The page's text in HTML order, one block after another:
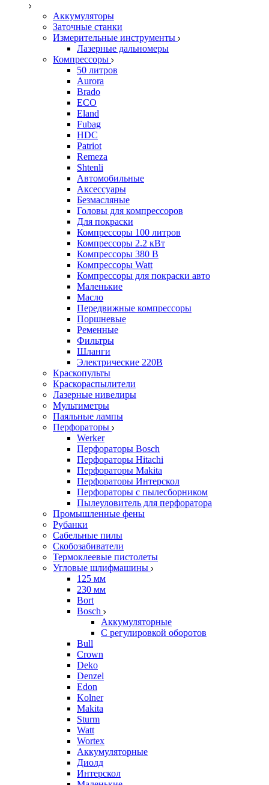
Аккумуляторы
Заточные станки
Измерительные инструменты
Лазерные дальномеры
Компрессоры
50 литров
Aurora
Brado
ECO
Eland
Fubag
HDC
Patriot
Remeza
Shtenli
Автомобильные
Аксессуары
Безмасляные
Головы для компрессоров
Для покраски
Компрессоры 100 литров
Компрессоры 2.2 кВт
Компрессоры 380 В
Компрессоры Watt
Компрессоры для покраски авто
Маленькие
Масло
Передвижные компрессоры
Поршневые
Ременные
Фильтры
Шланги
Электрические 220В
Краскопульты
Краскораспылители
Лазерные нивелиры
Мультиметры
Паяльные лампы
Перфораторы
Werker
Перфораторы Bosch
Перфораторы Hitachi
Перфораторы Makita
Перфораторы Интерскол
Перфораторы с пылесборником
Пылеуловитель для перфоратора
Промышленные фены
Рубанки
Сабельные пилы
Скобозабиватели
Термоклеевые пистолеты
Угловые шлифмашины
125 мм
230 мм
Bort
Bosch
Аккумуляторные
С регулировкой оборотов
Bull
Crown
Deko
Denzel
Edon
Kolner
Makita
Sturm
Watt
Wortex
Аккумуляторные
Диолд
Интерскол